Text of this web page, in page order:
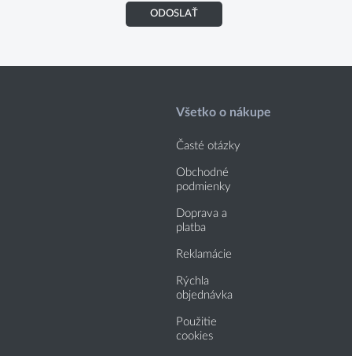
ODOSLAŤ
Všetko o nákupe
Časté otázky
Obchodné
podmienky
Doprava a
platba
Reklamácie
Rýchla
objednávka
Použitie
cookies